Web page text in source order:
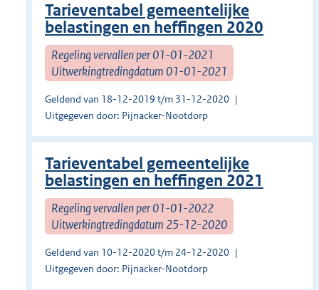
Tarieventabel gemeentelijke
belastingen en heffingen 2020
Regeling vervallen per 01-01-2021
Uitwerkingtredingdatum 01-01-2021
Geldend van 18-12-2019 t/m 31-12-2020
Uitgegeven door: Pijnacker-Nootdorp
Tarieventabel gemeentelijke
belastingen en heffingen 2021
Regeling vervallen per 01-01-2022
Uitwerkingtredingdatum 25-12-2020
Geldend van 10-12-2020 t/m 24-12-2020
Uitgegeven door: Pijnacker-Nootdorp